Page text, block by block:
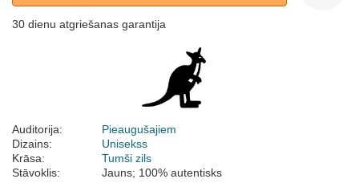
30 dienu atgriešanas garantija
Auditorija:
Pieaugušajiem
Dizains:
Unisekss
Krāsa:
Tumši zils
Stāvoklis:
Jauns; 100% autentisks